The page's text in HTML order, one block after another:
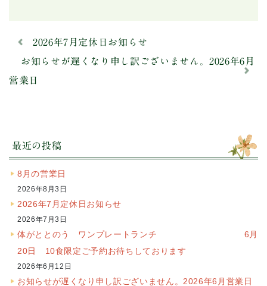
2026年7月定休日お知らせ
お知らせが遅くなり申し訳ございません。2026年6月
営業日
最近の投稿
8月の営業日
2026年8月3日
2026年7月定休日お知らせ
2026年7月3日
体がととのう ワンプレートランチ 6月
20日 10食限定ご予約お待ちしております
2026年6月12日
お知らせが遅くなり申し訳ございません。2026年6月営業日